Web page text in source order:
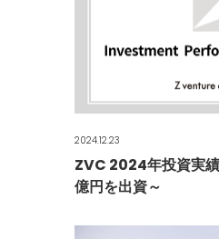
2024.12.23
ZVC 2024年投資実
億円を出資～